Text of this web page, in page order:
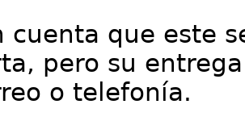
cuenta que este
pero su
o telefonía.